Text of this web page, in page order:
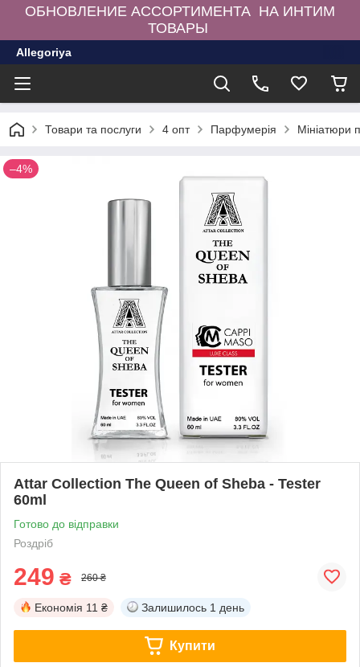
ОБНОВЛЕНИЕ АССОРТИМЕНТА НА ИНТИМ
ТОВАРЫ
Allegoriya
Товари та послуги 4 опт Парфумерія Мініатюри
–4%
Attar Collection The Queen of Sheba - Tester
60ml
Готово до відправки
Роздріб
249 ₴ 260 ₴
Економія 11 ₴ Залишилось 1 день
Купити